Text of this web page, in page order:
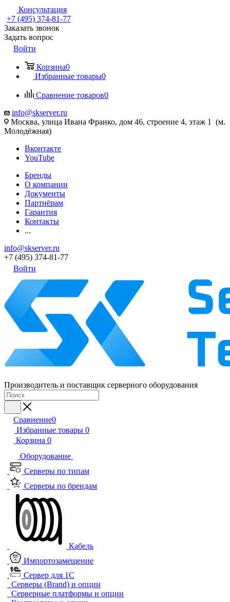
Консультация
+7 (495) 374-81-77
Заказать звонок
Задать вопрос
Войти
Корзина0
Избранные товары0
Сравнение товаров0
info@skserver.ru
Москва, улица Ивана Франко, дом 46, строение 4, этаж 1 (м.
Молодёжная)
Вконтакте
YouTube
Бренды
О компании
Документы
Партнёрам
Гарантия
Контакты
...
info@skserver.ru
+7 (495) 374-81-77
Войти
Производитель и поставщик серверного оборудования
Сравнение0
Избранные товары 0
Корзина 0
Оборудование
Серверы по типам
Серверы по брендам
Кабель
Импортозамещение
Сервер для 1С
Серверы (Brand) и опции
Серверные платформы и опции